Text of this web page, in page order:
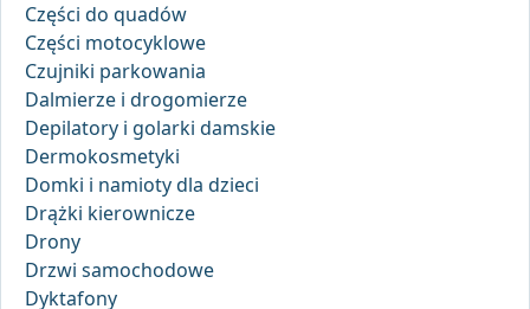
Części do quadów
Części motocyklowe
Czujniki parkowania
Dalmierze i drogomierze
Depilatory i golarki damskie
Dermokosmetyki
Domki i namioty dla dzieci
Drążki kierownicze
Drony
Drzwi samochodowe
Dyktafony